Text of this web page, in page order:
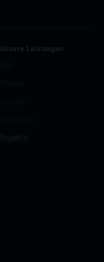
Unsere Leistungen
Projekte